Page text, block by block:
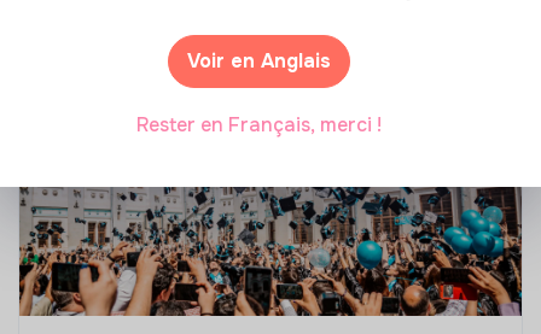
Voir en Anglais
Rester en Français, merci !